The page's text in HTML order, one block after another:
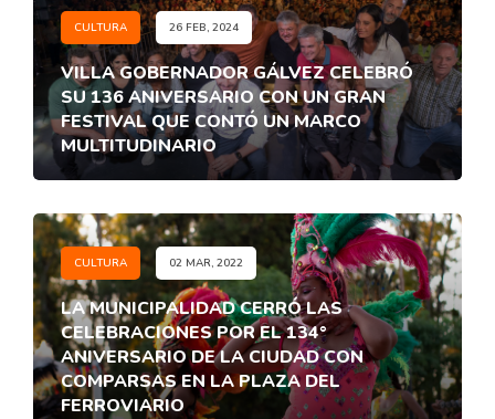
CULTURA 26 FEB, 2024
VILLA GOBERNADOR GÁLVEZ CELEBRÓ
SU 136 ANIVERSARIO CON UN GRAN
FESTIVAL QUE CONTÓ UN MARCO
MULTITUDINARIO
CULTURA 02 MAR, 2022
LA MUNICIPALIDAD CERRÓ LAS
CELEBRACIONES POR EL 134°
ANIVERSARIO DE LA CIUDAD CON
COMPARSAS EN LA PLAZA DEL
FERROVIARIO